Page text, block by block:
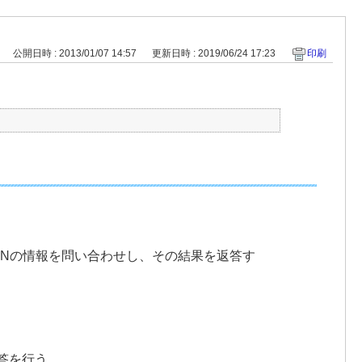
公開日時 : 2013/01/07 14:57 更新日時 : 2019/06/24 17:23 印刷
の情報を問い合わせし、その結果を返答す
行う。